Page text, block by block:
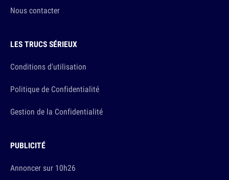
Nous contacter
LES TRUCS SÉRIEUX
Conditions d'utilisation
Politique de Confidentialité
Gestion de la Confidentialité
PUBLICITÉ
Annoncer sur 10h26